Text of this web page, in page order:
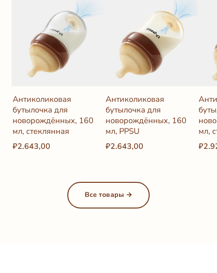
Антиколиковая
бутылочка для
новорождённых, 160
мл, стеклянная
₽2.643,00
Антиколиковая
бутылочка для
новорождённых, 160
мл, PPSU
₽2.643,00
мл,
Все товары →